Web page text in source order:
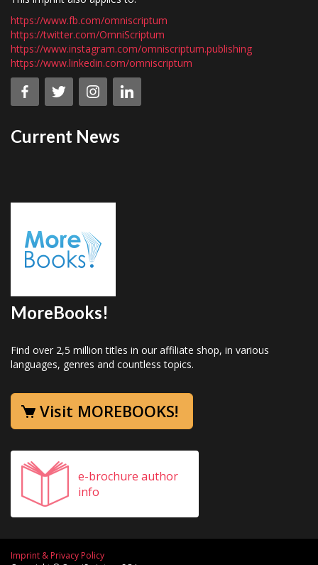
https://www.fb.com/omniscriptum
https://twitter.com/OmniScriptum
https://www.instagram.com/omniscriptum.publishing
https://www.linkedin.com/omniscriptum
Current News
MoreBooks!
Find over 2,5 million titles in our affiliate shop, in various
languages, genres and countless topics.
Visit MOREBOOKS!
e-brochure author
info
Imprint & Privacy Policy